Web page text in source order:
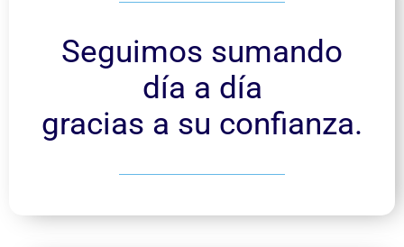
Seguimos sumando
día a día
gracias a su confianza.